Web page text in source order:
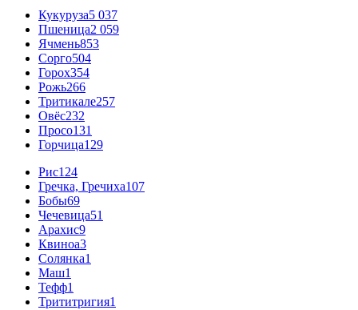
Кукуруза5 037
Пшеница2 059
Ячмень853
Сорго504
Горох354
Рожь266
Тритикале257
Овёс232
Просо131
Горчица129
Рис124
Гречка, Гречиха107
Бобы69
Чечевица51
Арахис9
Квиноа3
Солянка1
Маш1
Тефф1
Трититригия1